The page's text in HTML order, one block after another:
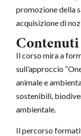
promozione della
acquisizione di
Contenuti
Il corso mira a
sull’approccio
animale e
sostenibili,
ambientale.
Il percorso